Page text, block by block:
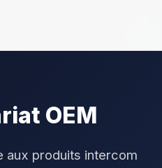
OEM
aux produits intercom